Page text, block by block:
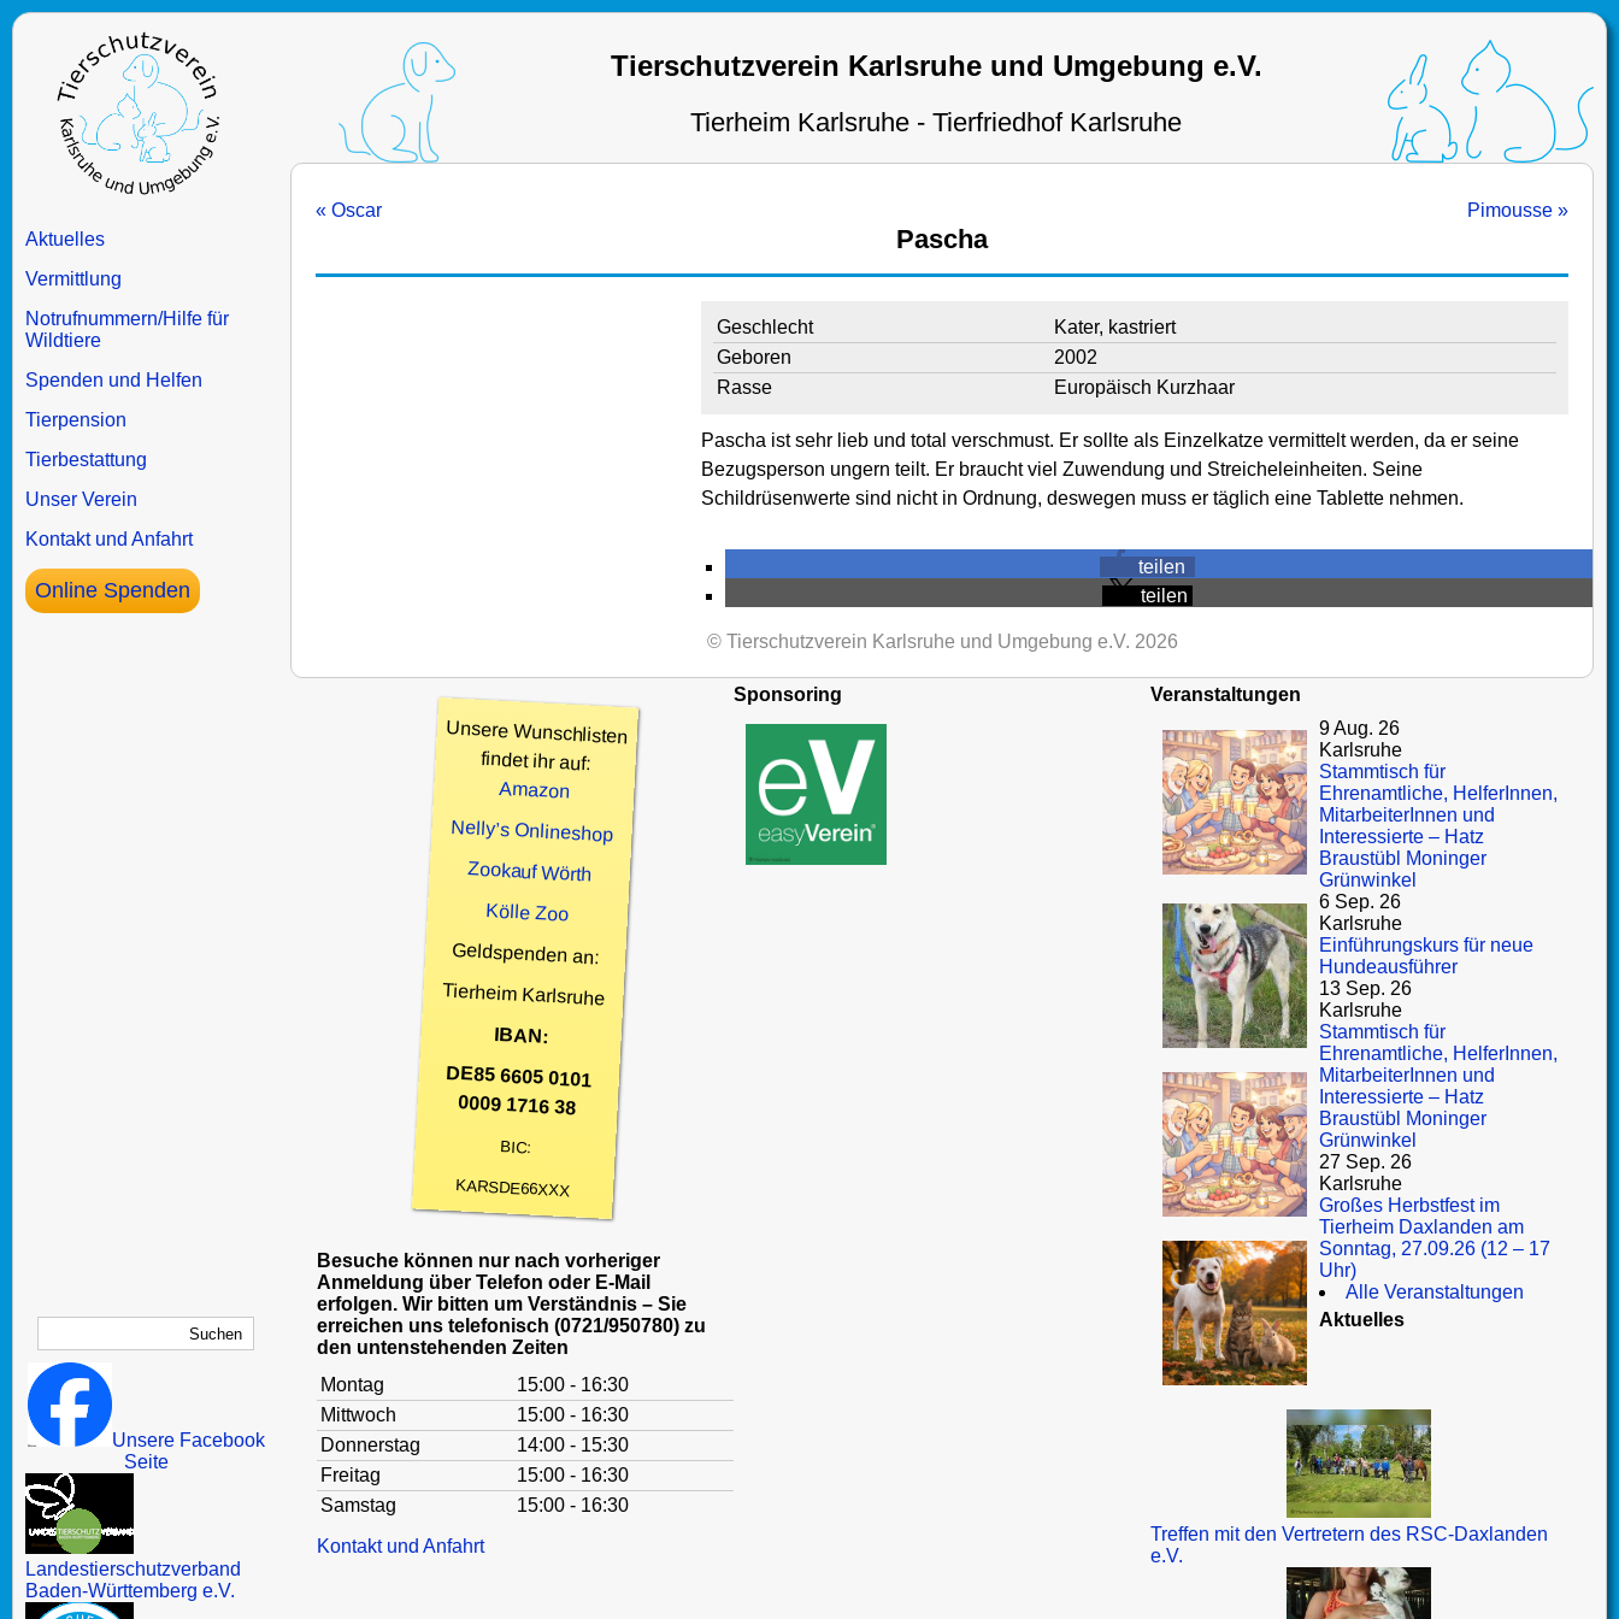
Tierschutzverein Karlsruhe und Umgebung e.V.
Tierheim Karlsruhe - Tierfriedhof Karlsruhe
Aktuelles
Vermittlung
Notrufnummern/Hilfe für
Wildtiere
Spenden und Helfen
Tierpension
Tierbestattung
Unser Verein
Kontakt und Anfahrt
Online Spenden
Unsere Facebook
Seite
Landestierschutzverband
Baden-Württemberg e.V.
« Oscar Pimousse »
Pascha
Geschlecht
Kater, kastriert
Geboren
2002
Rasse
Europäisch Kurzhaar
Pascha ist sehr lieb und total verschmust. Er sollte als Einzelkatze vermittelt werden, da er seine
Bezugsperson ungern teilt. Er braucht viel Zuwendung und Streicheleinheiten. Seine
Schildrüsenwerte sind nicht in Ordnung, deswegen muss er täglich eine Tablette nehmen.
teilen
teilen
© Tierschutzverein Karlsruhe und Umgebung e.V. 2026
Unsere Wunschlisten
findet ihr auf:
Amazon
Nelly’s Onlineshop
Zookauf Wörth
Kölle Zoo
Geldspenden an:
Tierheim Karlsruhe
IBAN:
DE85 6605 0101
0009 1716 38
BIC:
KARSDE66XXX
Besuche können nur nach vorheriger
Anmeldung über Telefon oder E-Mail
erfolgen. Wir bitten um Verständnis – Sie
erreichen uns telefonisch (0721/950780) zu
den untenstehenden Zeiten
Montag
15:00 - 16:30
Mittwoch
15:00 - 16:30
Donnerstag
14:00 - 15:30
Freitag
15:00 - 16:30
Samstag
15:00 - 16:30
Kontakt und Anfahrt
Sponsoring
Veranstaltungen
9 Aug. 26
Karlsruhe
Stammtisch für
Ehrenamtliche, HelferInnen,
MitarbeiterInnen und
Interessierte – Hatz
Braustübl Moninger
Grünwinkel
6 Sep. 26
Karlsruhe
Einführungskurs für neue
Hundeausführer
13 Sep. 26
Karlsruhe
Stammtisch für
Ehrenamtliche, HelferInnen,
MitarbeiterInnen und
Interessierte – Hatz
Braustübl Moninger
Grünwinkel
27 Sep. 26
Karlsruhe
Großes Herbstfest im
Tierheim Daxlanden am
Sonntag, 27.09.26 (12 – 17
Uhr)
Alle Veranstaltungen
Aktuelles
Treffen mit den Vertretern des RSC-Daxlanden
e.V.